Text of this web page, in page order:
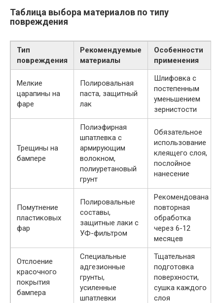
Таблица выбора материалов по типу
повреждения
Тип
повреждения
Рекомендуемые
материалы
Особенности
применения
Мелкие
царапины на
фаре
Полировальная
паста, защитный
лак
Шлифовка с
постепенным
уменьшением
зернистости
Трещины на
бампере
Полиэфирная
шпатлевка с
армирующим
волокном,
полиуретановый
грунт
Обязательное
использование
клеящего слоя,
послойное
нанесение
Помутнение
пластиковых
фар
Полировальные
составы,
защитные лаки с
УФ-фильтром
Рекомендована
повторная
обработка
через 6-12
месяцев
Отслоение
красочного
покрытия
бампера
Специальные
адгезионные
грунты,
усиленные
шпатлевки
Тщательная
подготовка
поверхности,
сушка каждого
слоя